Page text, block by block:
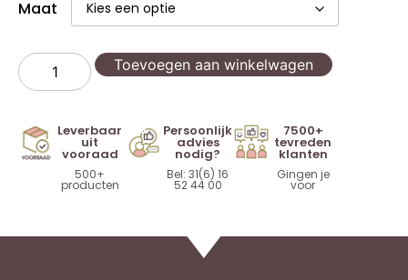
Maat
Toevoegen aan winkelwagen
Leverbaar
uit
vooraad
500+
producten
Persoonlijk
advies
nodig?
Bel: 31(6) 16
52 44 00
7500+
tevreden
klanten
Gingen je
voor